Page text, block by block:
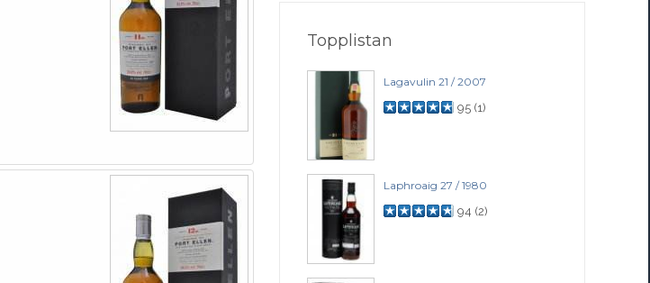
Topplistan
Lagavulin 21 / 2007
95 (1)
Laphroaig 27 / 1980
94 (2)